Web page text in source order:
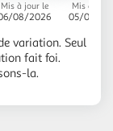
Mis à jour le
08/2026
Mis à jour
05/08/
variation. Seul
fait foi.
la.